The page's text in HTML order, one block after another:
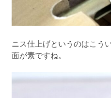
ニス仕上げというのはこう
面が素ですね。